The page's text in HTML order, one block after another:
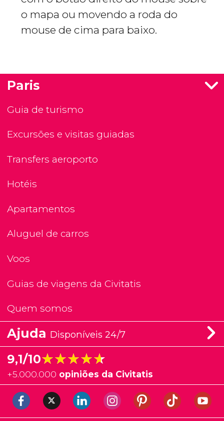
o mapa ou movendo a roda do
mouse de cima para baixo.
Paris
Guia de turismo
Excursões e visitas guiadas
Transfers aeroporto
Hotéis
Apartamentos
Aluguel de carros
Voos
Guias de viagens da Civitatis
Quem somos
Ajuda Disponíveis 24/7
9,1/10★★★★★
★★★★★
+5.000.000 opiniões da Civitatis